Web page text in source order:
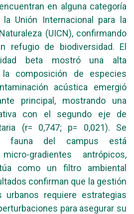
en alguna categoría
Unión Internacional para la
(UICN), confirmando
refugio de biodiversidad. El
beta mostró una alta
la composición de especies
acústica emergió
principal, mostrando una
con el segundo eje de
(r= 0,747; p= 0,021). Se
fauna del campus está
gradientes antrópicos,
como un filtro ambiental
confirman que la gestión
urbanos requiere estrategias
para asegurar su